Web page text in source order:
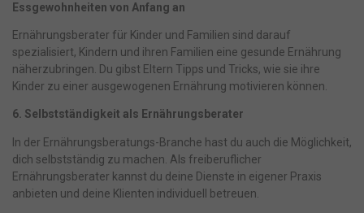
Essgewohnheiten von Anfang an
Ernährungsberater für Kinder und Familien sind darauf
spezialisiert, Kindern und ihren Familien eine gesunde Ernährung
näherzubringen. Du gibst Eltern Tipps und Tricks, wie sie ihre
Kinder zu einer ausgewogenen Ernährung motivieren können.
6. Selbstständigkeit als Ernährungsberater
In der Ernährungsberatungs-Branche hast du auch die Möglichkeit,
dich selbstständig zu machen. Als freiberuflicher
Ernährungsberater kannst du deine Dienste in eigener Praxis
anbieten und deine Klienten individuell betreuen.
Marketing (1)
Marketing-Cookies werden von Drittanbietern oder Publishern
verwendet, um personalisierte Werbung anzuzeigen. Sie tun dies, indem
sie Besucher über Websites hinweg verfolgen.
Cookie-Informationen anzeigen
powered by Borlabs Cookie Datenschutzerklärung